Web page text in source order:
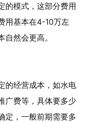
的模式，这部分费用
用基本在4-10万左
然会更高。
的经营成本，如水电
广费等，具体要多少
定，一般前期需要多